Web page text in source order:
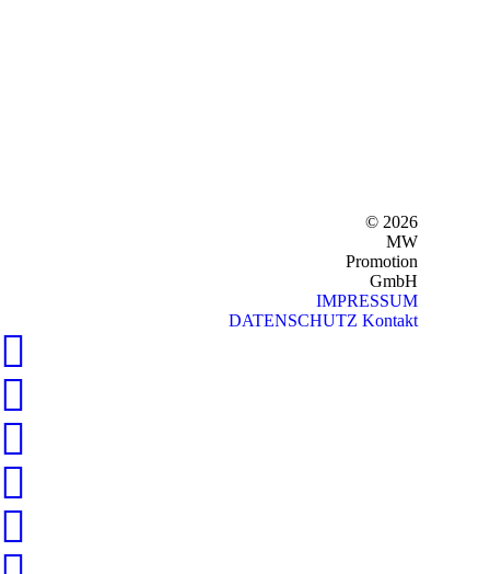
© 2026
MW
Promotion
GmbH
IMPRESSUM
DATENSCHUTZ Kontakt